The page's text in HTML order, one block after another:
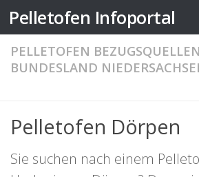
Zum Inhalt springen
Pelletofen Infoportal
PELLETOFEN
BUNDESLAND
Pelletofen Dörpen
Sie suchen nach einem